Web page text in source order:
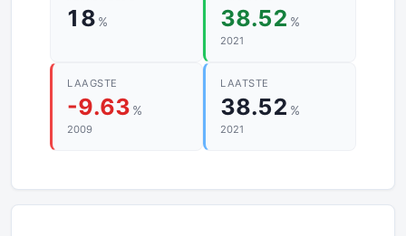
18 % 38.52 %
2021
LAAGSTE
-9.63 %
2009
LAATSTE
38.52 %
2021